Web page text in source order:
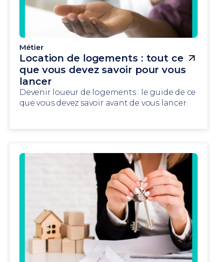
Métier
Location de logements : tout ce
que vous devez savoir pour vous
lancer
Devenir loueur de logements : le guide de ce
que vous devez savoir avant de vous lancer.